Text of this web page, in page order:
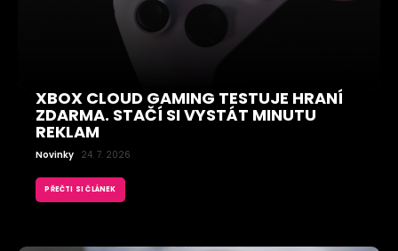
XBOX CLOUD GAMING TESTUJE HRANÍ
ZDARMA. STAČÍ SI VYSTÁT MINUTU
REKLAM
Novinky 24. 7. 2026
PŘEČTI SI ČLÁNEK